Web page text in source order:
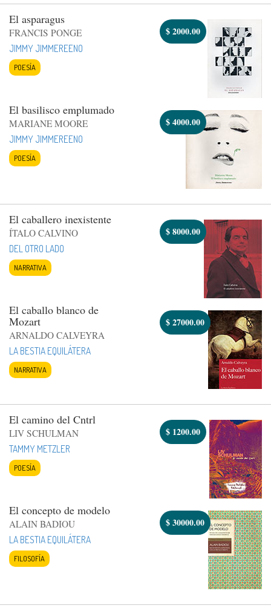
El asparagus
FRANCIS PONGE
JIMMY JIMMEREENO
POESÍA
$2000.00
El basilisco emplumado
MARIANE MOORE
JIMMY JIMMEREENO
POESÍA
$4000.00
El caballero inexistente
ÍTALO CALVINO
DEL OTRO LADO
NARRATIVA
$8000.00
El caballo blanco de
Mozart
ARNALDO CALVEYRA
LA BESTIA EQUILÁTERA
NARRATIVA
$27000.00
El camino del Cntrl
LIV SCHULMAN
TAMMY METZLER
POESÍA
$ 1200.00
El concepto de modelo
ALAIN BADIOU
LA BESTIA EQUILÁTERA
FILOSOFÍA
$30000.00